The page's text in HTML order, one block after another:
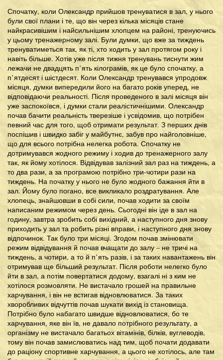
Спочатку, коли Олександр прийшов тренуватися в зал, у нього
були свої плани і те, що він через кілька місяців стане
найкрасивішим і найсильнішим хлопцем на районі, тренуючись
у цьому тренажерному залі. Були думки, що вже за тиждень
тренуватиметься так, як ті, хто ходить у зал протягом року і
навіть більше. Хотів уже після тижня тренувань тиснути жим
лежачи не двадцять п’ять кілограмів, як це було спочатку, а
п’ятдесят і шістдесят. Коли Олександр тренувався упродовж
місяця, думки випередили його на багато років уперед, не
відповідаючи реальності. Після проведеного в залі місяця він
уже заспокоївся, і думки стали реалістичнішими. Олександр
почав бачити реальність тверезіше і усвідомив, що потрібен
певний час для того, щоб отримати результат. З перших днів
поспішив і швидко забіг у майбутнє, забув про найголовніше,
що для всього потрібна нелегка робота. Спочатку не
дотримувався жодного режиму і ходив до тренажерного залу
так, як йому хотілося. Відвідував залізний зал раз на тиждень, а
то два рази, а за програмою потрібно три-чотири рази на
тиждень. На початку у нього не було жодного бажання йти в
зал. Йому було погано, все викликало роздратування. Але
хлопець, знайшовши в собі сили, почав ходити за своїм
написаним режимом через день. Сьогодні він іде в зал на
годину, завтра зробить собі вихідний, а наступного дня знову
приходить у зал та робить різні вправи, і наступного дня знову
відпочинок. Так було три місяці. Згодом почав змінювати
режим відвідування й почав вчащати до залу – не тричі на
тиждень, а чотири, а то й п’ять разів, і за таких навантажень він
отримував ще більший результат. Після роботи нелегко було
йти в зал, а потім повертатися додому, взагалі ні з ким не
хотілося розмовляти. Не вистачало грошей на правильне
харчування, і він не встигав відновлюватися. За таких
хворобливих відчуттів почав шукати вихід із становища.
Потрібно було набагато швидше відновлюватися, бо те
харчування, яке він їв, не давало потрібного результату, а
організму не вистачало багатьох вітамінів, білків, вуглеводів,
тому він почав замислюватись над тим, щоб почати додавати
до раціону спортивне харчування, а цього не хотілось, але там